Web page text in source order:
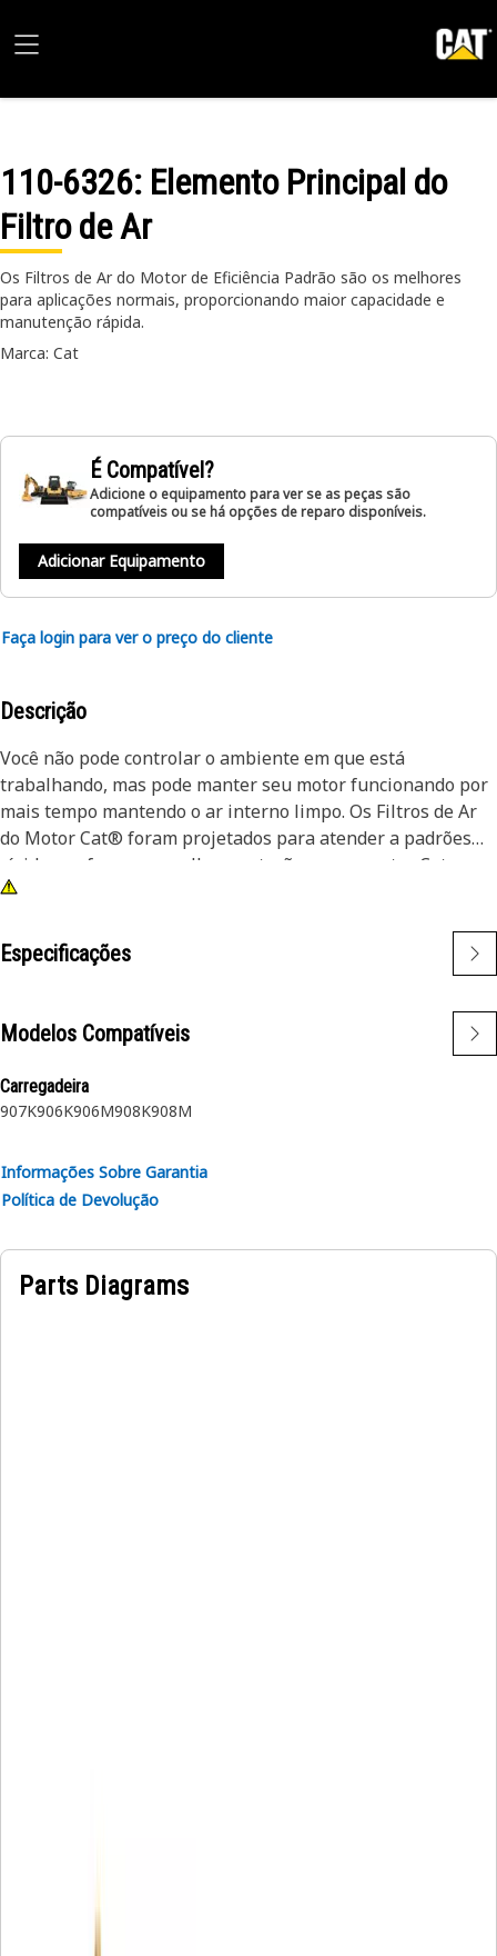
110-6326: Elemento Principal do
Filtro de Ar
Os Filtros de Ar do Motor de Eficiência Padrão são os melhores
para aplicações normais, proporcionando maior capacidade e
manutenção rápida.
Marca: Cat
É Compatível?
Adicione o equipamento para ver se as peças são
compatíveis ou se há opções de reparo disponíveis.
Adicionar Equipamento
Faça login para ver o preço do cliente
Descrição
Você não pode controlar o ambiente em que está
trabalhando, mas pode manter seu motor funcionando por
mais tempo mantendo o ar interno limpo. Os Filtros de Ar
do Motor Cat® foram projetados para atender a padrões
rígidos e oferecer a melhor proteção para o motor Cat.
Especificações
Modelos Compatíveis
Carregadeira
907K906K906M908K908M
Informações Sobre Garantia
Política de Devolução
Parts Diagrams